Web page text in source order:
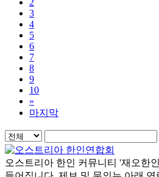
2
3
4
5
6
7
8
9
10
»
마지막
오스트리아 한인 커뮤니티 '재오한